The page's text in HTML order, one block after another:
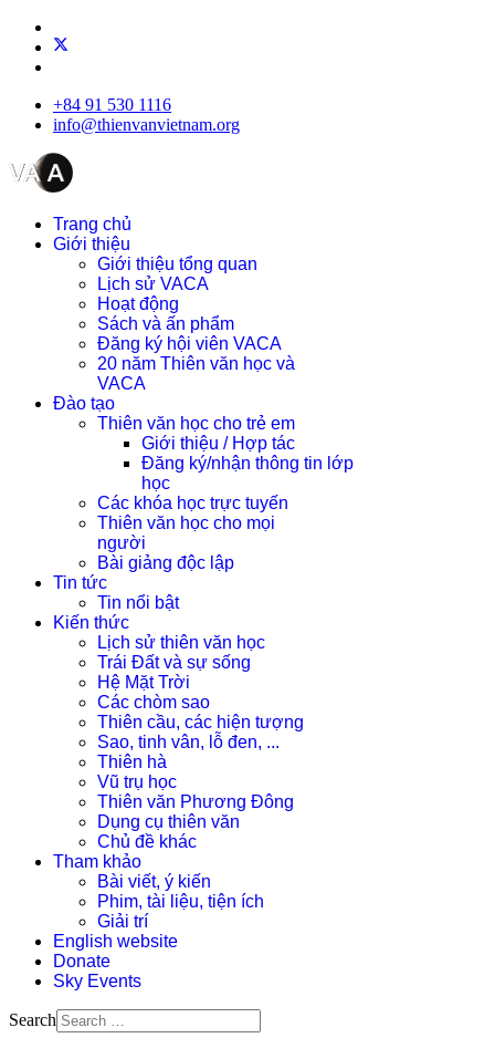
+84 91 530 1116
info@thienvanvietnam.org
Trang chủ
Giới thiệu
Giới thiệu tổng quan
Lịch sử VACA
Hoạt động
Sách và ấn phẩm
Đăng ký hội viên VACA
20 năm Thiên văn học và
VACA
Đào tạo
Thiên văn học cho trẻ em
Giới thiệu / Hợp tác
Đăng ký/nhận thông tin lớp
học
Các khóa học trực tuyến
Thiên văn học cho mọi
người
Bài giảng độc lập
Tin tức
Tin nổi bật
Kiến thức
Lịch sử thiên văn học
Trái Đất và sự sống
Hệ Mặt Trời
Các chòm sao
Thiên cầu, các hiện tượng
Sao, tinh vân, lỗ đen, ...
Thiên hà
Vũ trụ học
Thiên văn Phương Đông
Dụng cụ thiên văn
Chủ đề khác
Tham khảo
Bài viết, ý kiến
Phim, tài liệu, tiện ích
Giải trí
English website
Donate
Sky Events
Search